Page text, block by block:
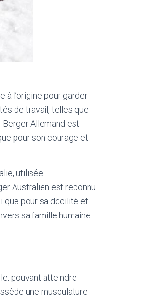
à l’origine pour garder
de travail, telles que
Allemand est
pour son courage et
utilisée
Australien est reconnu
que pour sa docilité et
sa famille humaine
pouvant atteindre
une musculature